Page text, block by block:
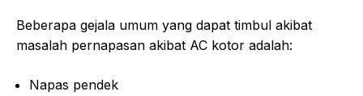
Beberapa gejala umum yang dapat timbul akibat
masalah pernapasan akibat AC kotor adalah:
Napas pendek